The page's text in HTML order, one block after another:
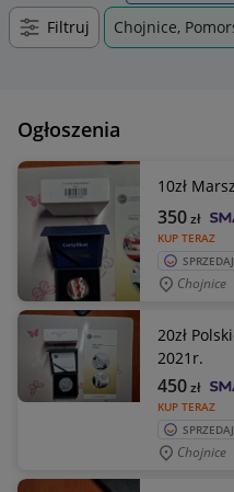
Filtruj Chojnice,
Ogłoszenia
10zł
KUP TERAZ
350zł
Chojnice
20zł
2021r.
KUP TERAZ
450zł
Chojnice